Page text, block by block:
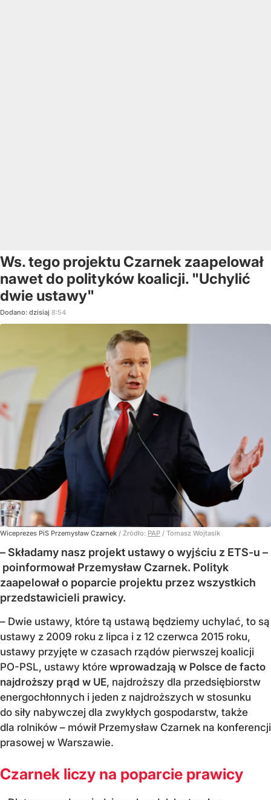
Ws. tego projektu Czarnek zaapelował
nawet do polityków koalicji. "Uchylić
dwie ustawy"
Dodano: dzisiaj 8:54
Wiceprezes PiS Przemysław Czarnek / Źródło: PAP / Tomasz Wojtasik
– Składamy nasz projekt ustawy o wyjściu z ETS-u –
poinformował Przemysław Czarnek. Polityk
zaapelował o poparcie projektu przez wszystkich
przedstawicieli prawicy.
– Dwie ustawy, które tą ustawą będziemy uchylać, to są
ustawy z 2009 roku z lipca i z 12 czerwca 2015 roku,
ustawy przyjęte w czasach rządów pierwszej koalicji
PO-PSL, ustawy które wprowadzają w Polsce de facto
najdroższy prąd w UE, najdroższy dla przedsiębiorstw
energochłonnych i jeden z najdroższych w stosunku
do siły nabywczej dla zwykłych gospodarstw, także
dla rolników – mówił Przemysław Czarnek na konferencji
prasowej w Warszawie.
Czarnek liczy na poparcie prawicy